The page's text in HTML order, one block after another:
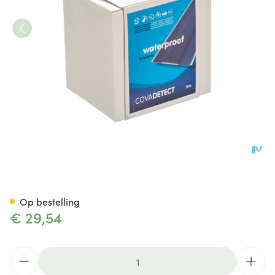
€ 29,54
Op bestelling